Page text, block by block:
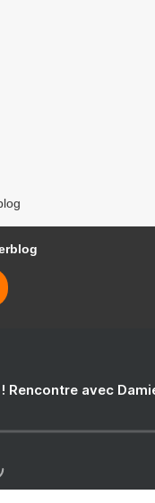
Rencontre avec